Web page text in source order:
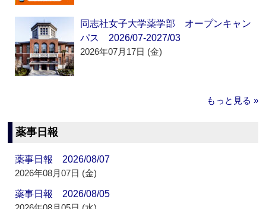
同志社女子大学薬学部 オープンキャン
パス 2026/07-2027/03
2026年07月17日 (金)
もっと見る »
薬事日報
薬事日報 2026/08/07
2026年08月07日 (金)
薬事日報 2026/08/05